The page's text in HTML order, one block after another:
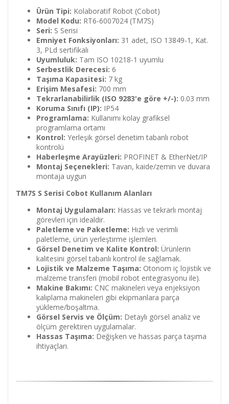
Ürün Tipi: Kolaboratif Robot (Cobot)
Model Kodu: RT6-6007024 (TM7S)
Seri: S Serisi
Emniyet Fonksiyonları: 31 adet, ISO 13849-1, Kat.
3, PLd sertifikalı
Uyumluluk: Tam ISO 10218-1 uyumlu
Serbestlik Derecesi: 6
Taşıma Kapasitesi: 7 kg
Erişim Mesafesi: 700 mm
Tekrarlanabilirlik (ISO 9283'e göre +/-): 0.03 mm
Koruma Sınıfı (IP): IP54
Programlama: Kullanımı kolay grafiksel
programlama ortamı
Kontrol: Yerleşik görsel denetim tabanlı robot
kontrolü
Haberleşme Arayüzleri: PROFINET & EtherNet/IP
Montaj Seçenekleri: Tavan, kaide/zemin ve duvara
montaja uygun
TM7S S Serisi Cobot Kullanım Alanları
Montaj Uygulamaları: Hassas ve tekrarlı montaj
görevleri için idealdir.
Paletleme ve Paketleme: Hızlı ve verimli
paletleme, ürün yerleştirme işlemleri.
Görsel Denetim ve Kalite Kontrol: Ürünlerin
kalitesini görsel tabanlı kontrol ile sağlamak.
Lojistik ve Malzeme Taşıma: Otonom iç lojistik ve
malzeme transferi (mobil robot entegrasyonu ile).
Makine Bakımı: CNC makineleri veya enjeksiyon
kalıplama makineleri gibi ekipmanlara parça
yükleme/boşaltma.
Görsel Servis ve Ölçüm: Detaylı görsel analiz ve
ölçüm gerektiren uygulamalar.
Hassas Taşıma: Değişken ve hassas parça taşıma
ihtiyaçları.